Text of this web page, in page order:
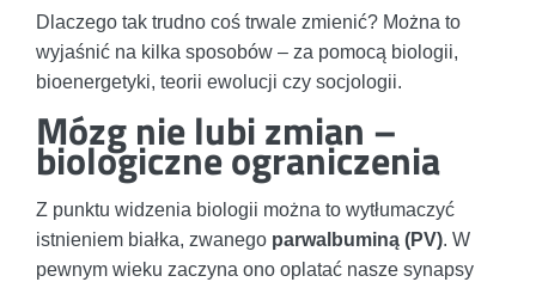
Dlaczego tak trudno coś trwale zmienić? Można to
wyjaśnić na kilka sposobów – za pomocą biologii,
bioenergetyki, teorii ewolucji czy socjologii.
Mózg nie lubi zmian –
biologiczne ograniczenia
Z punktu widzenia biologii można to wytłumaczyć
istnieniem białka, zwanego parwalbuminą (PV). W
pewnym wieku zaczyna ono oplatać nasze synapsy